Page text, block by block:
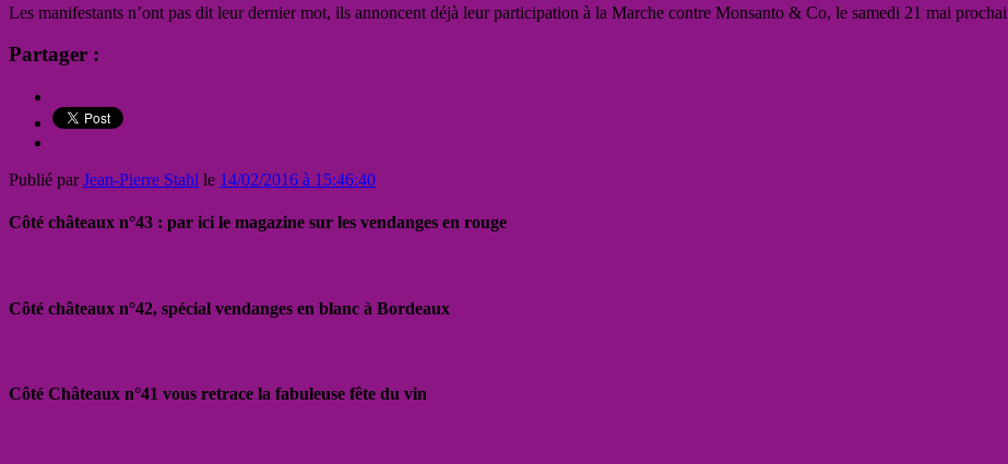
Les manifestants n’ont pas dit leur dernier mot, ils annoncent déjà leur participation à la Marche contre Monsanto & Co, le samedi 21 mai
Partager :
Publié parJean-Pierre Stahl le 14/02/2016 à 15:46:40
Côté châteaux n°43 : par ici le magazine sur les vendanges en rouge
Côté châteaux n°42, spécial vendanges en blanc à Bordeaux
Côté Châteaux n°41 vous retrace la fabuleuse fête du vin